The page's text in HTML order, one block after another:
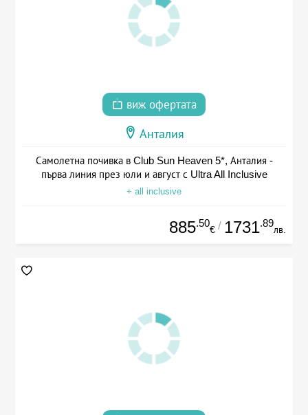
виж офертата
Анталия
Самолетна почивка в Club Sun Heaven 5*, Анталия -
първа линия през юли и август с Ultra All Inclusive
+ all inclusive
885.50
€ / 1731.89
лв.